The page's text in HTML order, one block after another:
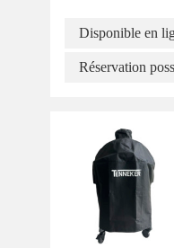
Disponible en
Réservation